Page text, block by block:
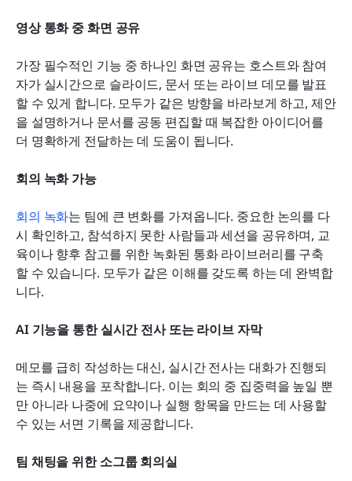
영상 통화 중 화면 공유
가장 필수적인 기능 중 하나인 화면 공유는 호스트와 참여
자가 실시간으로 슬라이드, 문서 또는 라이브 데모를 발표
할 수 있게 합니다. 모두가 같은 방향을 바라보게 하고, 제안
을 설명하거나 문서를 공동 편집할 때 복잡한 아이디어를
더 명확하게 전달하는 데 도움이 됩니다.
회의 녹화 가능
회의 녹화는 팀에 큰 변화를 가져옵니다. 중요한 논의를 다
시 확인하고, 참석하지 못한 사람들과 세션을 공유하며, 교
육이나 향후 참고를 위한 녹화된 통화 라이브러리를 구축
할 수 있습니다. 모두가 같은 이해를 갖도록 하는 데 완벽합
니다.
AI 기능을 통한 실시간 전사 또는 라이브 자막
메모를 급히 작성하는 대신, 실시간 전사는 대화가 진행되
는 즉시 내용을 포착합니다. 이는 회의 중 집중력을 높일 뿐
만 아니라 나중에 요약이나 실행 항목을 만드는 데 사용할
수 있는 서면 기록을 제공합니다.
팀 채팅을 위한 소그룹 회의실